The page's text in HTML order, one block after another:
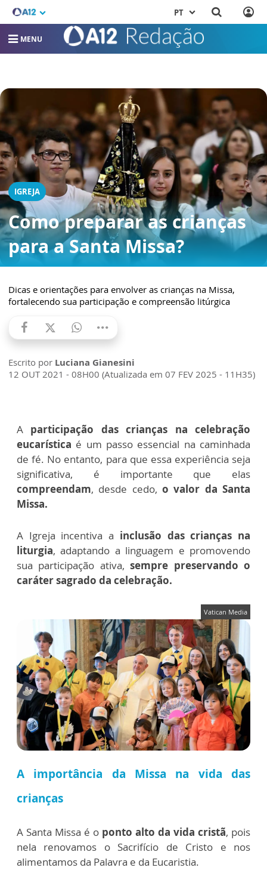
PT
MENU
IGREJA
Como preparar as crianças
para a Santa Missa?
Dicas e orientações para envolver as crianças na Missa,
fortalecendo sua participação e compreensão litúrgica
Escrito por Luciana Gianesini
12 OUT 2021 - 08H00 (Atualizada em 07 FEV 2025 - 11H35)
A participação das crianças na celebração
eucarística é um passo essencial na caminhada
de fé. No entanto, para que essa experiência seja
significativa, é importante que elas
compreendam, desde cedo, o valor da Santa
Missa.
A Igreja incentiva a inclusão das crianças na
liturgia, adaptando a linguagem e promovendo
sua participação ativa,sempre preservando o
caráter sagrado da celebração.
Vatican Media
A importância da Missa na vida das
crianças
A Santa Missa é o ponto alto da vida cristã, pois
nela renovamos o Sacrifício de Cristo e nos
alimentamos da Palavra e da Eucaristia.